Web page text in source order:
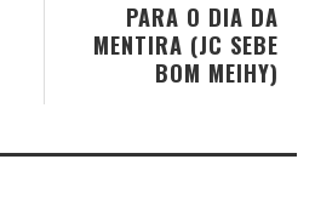
PARA O DIA DA
MENTIRA (JC SEBE
BOM MEIHY)